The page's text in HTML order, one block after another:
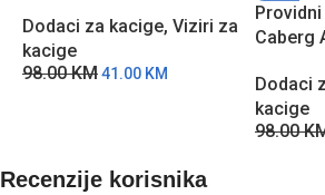
zamagljivanja
Dodaci za kacige, Viziri za
kacige
98.00KM41.00 KM
Caberg
Levo X
Dodaci
kacige
98.00
Recenzije korisnika